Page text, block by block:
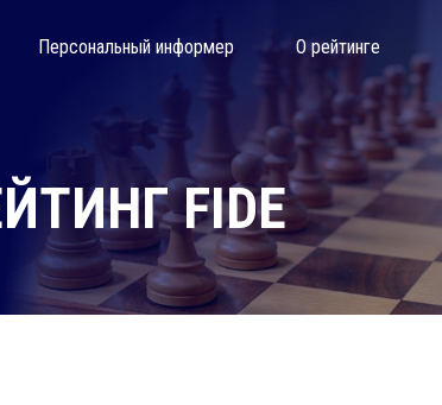
Персональный информер О рейтинге
FIDE